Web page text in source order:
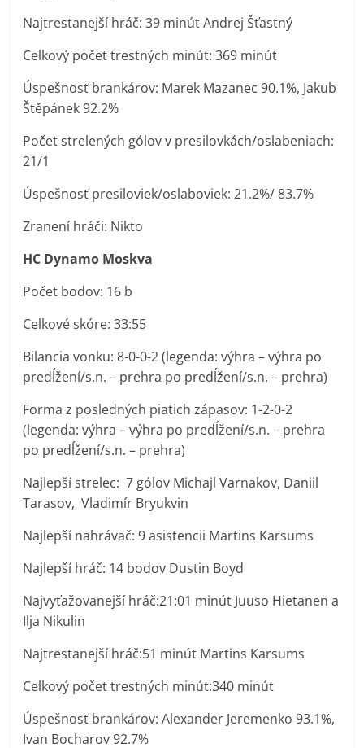
Najtrestanejší hráč: 39 minút Andrej Šťastný
Celkový počet trestných minút: 369 minút
Úspešnosť brankárov: Marek Mazanec 90.1%, Jakub
Štěpánek 92.2%
Počet strelených gólov v presilovkách/oslabeniach:
21/1
Úspešnosť presiloviek/oslaboviek: 21.2%/ 83.7%
Zranení hráči: Nikto
HC Dynamo Moskva
Počet bodov: 16 b
Celkové skóre: 33:55
Bilancia vonku: 8-0-0-2 (legenda: výhra – výhra po
predĺžení/s.n. – prehra po predĺžení/s.n. – prehra)
Forma z posledných piatich zápasov: 1-2-0-2
(legenda: výhra – výhra po predĺžení/s.n. – prehra
po predĺžení/s.n. – prehra)
Najlepší strelec: 7 gólov Michajl Varnakov, Daniil
Tarasov, Vladimír Bryukvin
Najlepší nahrávač: 9 asistencii Martins Karsums
Najlepší hráč: 14 bodov Dustin Boyd
Najvyťažovanejší hráč:21:01 minút Juuso Hietanen a
Ilja Nikulin
Najtrestanejší hráč:51 minút Martins Karsums
Celkový počet trestných minút:340 minút
Úspešnosť brankárov: Alexander Jeremenko 93.1%,
Ivan Bocharov 92.7%